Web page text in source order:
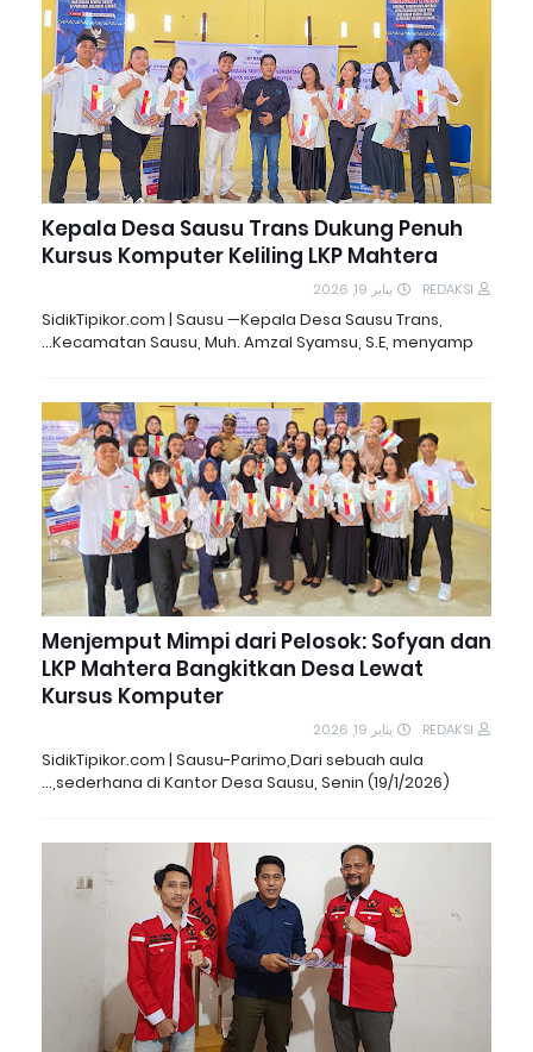
Kepala Desa Sausu Trans Dukung Penuh
Kursus Komputer Keliling LKP Mahtera
REDAKSI يناير 19, 2026
SidikTipikor.com | Sausu —Kepala Desa Sausu Trans,
Kecamatan Sausu, Muh. Amzal Syamsu, S.E, menyamp…
Menjemput Mimpi dari Pelosok: Sofyan dan
LKP Mahtera Bangkitkan Desa Lewat
Kursus Komputer
REDAKSI يناير 19, 2026
SidikTipikor.com | Sausu-Parimo,Dari sebuah aula
sederhana di Kantor Desa Sausu, Senin (19/1/2026),…